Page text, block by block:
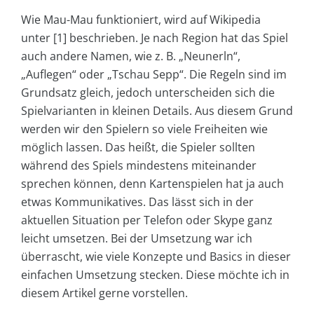
Wie Mau-Mau funktioniert, wird auf Wikipedia
unter [1] beschrieben. Je nach Region hat das Spiel
auch andere Namen, wie z. B. „Neunerln“,
„Auflegen“ oder „Tschau Sepp“. Die Regeln sind im
Grundsatz gleich, jedoch unterscheiden sich die
Spielvarianten in kleinen Details. Aus diesem Grund
werden wir den Spielern so viele Freiheiten wie
möglich lassen. Das heißt, die Spieler sollten
während des Spiels mindestens miteinander
sprechen können, denn Kartenspielen hat ja auch
etwas Kommunikatives. Das lässt sich in der
aktuellen Situation per Telefon oder Skype ganz
leicht umsetzen. Bei der Umsetzung war ich
überrascht, wie viele Konzepte und Basics in dieser
einfachen Umsetzung stecken. Diese möchte ich in
diesem Artikel gerne vorstellen.